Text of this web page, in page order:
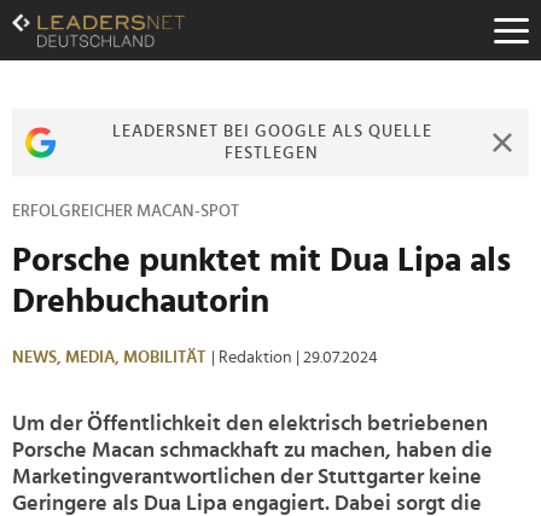
Zum
Inhalt
Zur
Zur
LEADERSNET BEI GOOGLE ALS QUELLE
FESTLEGEN
ERFOLGREICHER MACAN-SPOT
Porsche punktet mit Dua Lipa als
Drehbuchautorin
NEWS, MEDIA, MOBILITÄT | Redaktion | 29.07.2024
Um der Öffentlichkeit den elektrisch betriebenen
Porsche Macan schmackhaft zu machen, haben die
Marketingverantwortlichen der Stuttgarter keine
Geringere als Dua Lipa engagiert. Dabei sorgt die